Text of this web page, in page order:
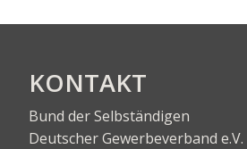
KON­TAKT
Bund der Selbständigen
Deut­scher Gewer­be­ver­band e.V.